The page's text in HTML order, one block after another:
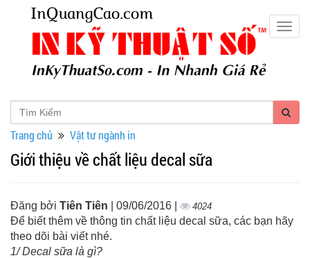
Trang chủ Vật tư ngành in
Giới thiệu về chất liệu decal sữa
Đăng bởi Tiên Tiên | 09/06/2016 | 4024
Để biết thêm về thông tin chất liệu decal sữa, các bạn hãy
theo dõi bài viết nhé.
1/ Decal sữa là gì?